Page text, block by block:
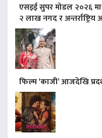
एसइई सुपर मोडल २०२६
२ लाख नगद र
फिल्म ‘काजी’ आजदेखि